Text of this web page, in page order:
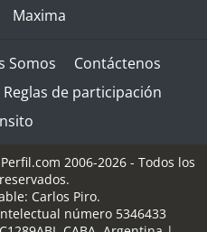
Maxima
Somos
Contáctenos
Reglas de participación
2006-2026 - Todos los
Carlos Piro.
número 5346433